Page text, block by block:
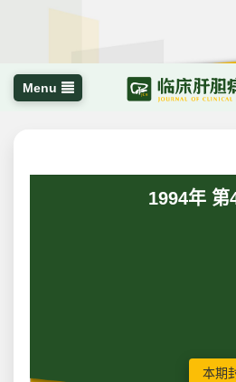
Menu
1994年 第
本期